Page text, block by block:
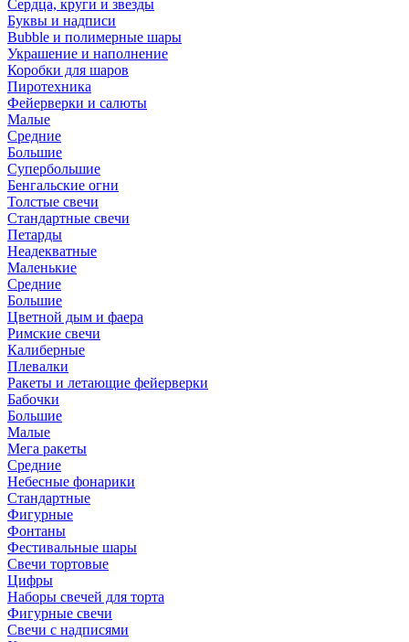
Сердца, круги и звезды
Буквы и надписи
Bubble и полимерные шары
Украшение и наполнение
Коробки для шаров
Пиротехника
Фейерверки и салюты
Малые
Средние
Большие
Супербольшие
Бенгальские огни
Толстые свечи
Стандартные свечи
Петарды
Неадекватные
Маленькие
Средние
Большие
Цветной дым и фаера
Римские свечи
Калиберные
Плевалки
Ракеты и летающие фейерверки
Бабочки
Большие
Малые
Мега ракеты
Средние
Небесные фонарики
Стандартные
Фигурные
Фонтаны
Фестивальные шары
Свечи тортовые
Цифры
Наборы свечей для торта
Фигурные свечи
Свечи с надписями